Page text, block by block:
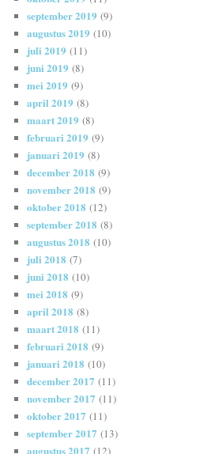
september 2019 (9)
augustus 2019 (10)
juli 2019 (11)
juni 2019 (8)
mei 2019 (9)
april 2019 (8)
maart 2019 (8)
februari 2019 (9)
januari 2019 (8)
december 2018 (9)
november 2018 (9)
oktober 2018 (12)
september 2018 (8)
augustus 2018 (10)
juli 2018 (7)
juni 2018 (10)
mei 2018 (9)
april 2018 (8)
maart 2018 (11)
februari 2018 (9)
januari 2018 (10)
december 2017 (11)
november 2017 (11)
oktober 2017 (11)
september 2017 (13)
augustus 2017 (12)